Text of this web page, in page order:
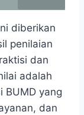
diberikan
penilaian
dan
adalah
BUMD yang
dan